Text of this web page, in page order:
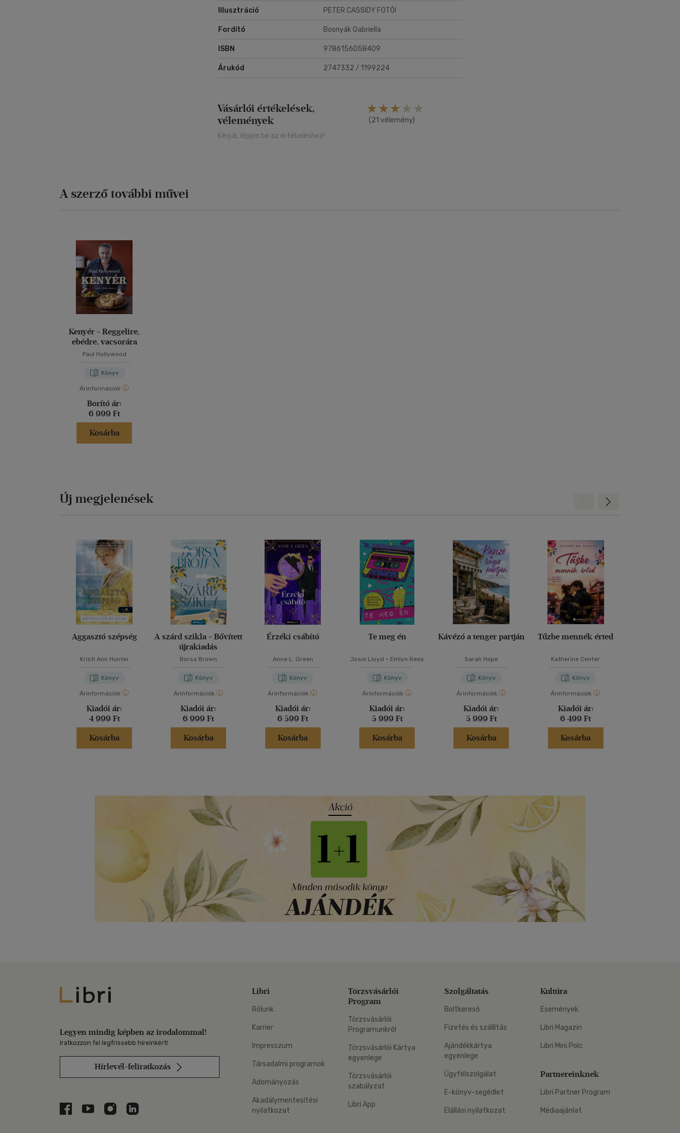
Illusztráció PETER CASSIDY FOTÓI
Fordító Bosnyák Gabriella
ISBN 9786156058409
Árukód 2747332 / 1199224
Vásárlói értékelések,
vélemények
(21 vélemény)
Kérjük, lépjen be az értékeléshez!
A szerző további művei
Kenyér - Reggelire,
ebédre, vacsorára
Paul Hollywood
Könyv
Árinformációk
Borító ár:
6 999 Ft
Kosárba
Új megjelenések
Aggasztó szépség
Kristi Ann Hunter
Könyv
Árinformációk
Kiadói ár:
4 999 Ft
Kosárba
A szárd szikla - Bővített
újrakiadás
Borsa Brown
Könyv
Árinformációk
Kiadói ár:
6 999 Ft
Kosárba
Érzéki csábító
Anne L. Green
Könyv
Árinformációk
Kiadói ár:
6 599 Ft
Kosárba
Te meg én
Josie Lloyd - Emlyn Rees
Könyv
Árinformációk
Kiadói ár:
5 999 Ft
Kosárba
Kávézó a tenger partján
Sarah Hope
Könyv
Árinformációk
Kiadói ár:
5 999 Ft
Kosárba
Tűzbe mennék érted
Katherine Center
Könyv
Árinformációk
Kiadói ár:
6 499 Ft
Kosárba
Előre
Libri
Legyen mindig képben az irodalommal!
Iratkozzon fel legfrissebb híreinkért!
Hírlevél-feliratkozás
Libri a Facebookon
Libri a Youtube-on
Libri az Instagramon
Libri a LinkedInen
Libri
Rólunk
Karrier
Impresszum
Társadalmi programok
Adományozás
Akadálymentesítési
nyilatkozat
Törzsvásárlói
Program
Törzsvásárlói
Programunkról
Törzsvásárlói Kártya
egyenlege
Törzsvásárlói
szabályzat
Libri App
Szolgáltatás
Boltkereső
Fizetés és szállítás
Ajándékkártya
egyenlege
Ügyfélszolgálat
E-könyv-segédlet
Elállási nyilatkozat
Kultúra
Események
Libri Magazin
Libri Mini Polc
Partnereinknek
Libri Partner Program
Médiaajánlat